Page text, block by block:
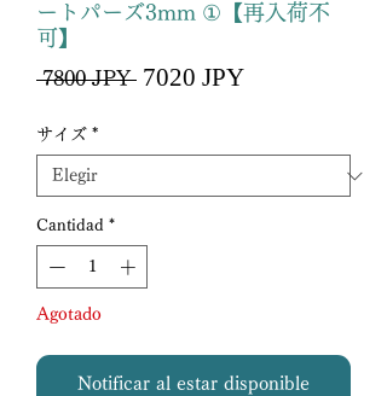
ートパーズ3mm ①【再入荷不
可】
7800 JPY Precio
7020 JPYPrecio
サイズ *
Cantidad *
Agotado
Notificar al estar disponible